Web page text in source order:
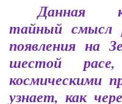
Данная
тайный смысл
появления на
шестой
космическими
узнает, как